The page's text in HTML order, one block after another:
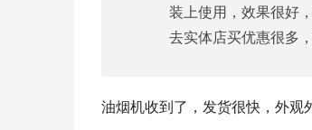
装上使用，效果很好
去实体店买优惠很多
油烟机收到了，发货很快，外观